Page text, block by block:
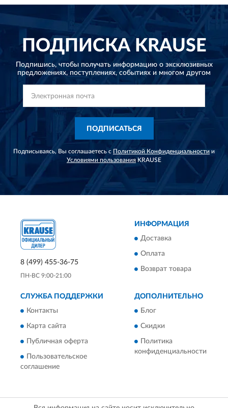
ПОДПИСКАKRAUSE
Подпишись, чтобы получать информацию о эксклюзивных
предложениях, поступлениях, событиях и многом другом
ПОДПИСАТЬСЯ
Подписываясь, Вы соглашаетесь с Политикой Конфиденциальности и
Условиями пользованияKRAUSE
8 (499) 455-36-75
ПН-ВС 9:00-21:00
ИНФОРМАЦИЯ
Доставка
Оплата
Возврат товара
СЛУЖБА ПОДДЕРЖКИ
Контакты
Карта сайта
Публичная оферта
Пользовательское
соглашение
ДОПОЛНИТЕЛЬНО
Блог
Скидки
Политика
конфиденциальности